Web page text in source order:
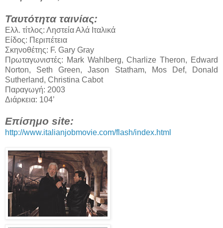
Ταυτότητα ταινίας:
Ελλ. τίτλος: Ληστεία Αλά Ιταλικά
Είδος: Περιπέτεια
Σκηνοθέτης: F. Gary Gray
Πρωταγωνιστές: Mark Wahlberg, Charlize Theron, Edward
Norton, Seth Green, Jason Statham, Mos Def, Donald
Sutherland, Christina Cabot
Παραγωγή: 2003
Διάρκεια: 104’
Επίσημο site:
http://www.italianjobmovie.com/flash/index.html